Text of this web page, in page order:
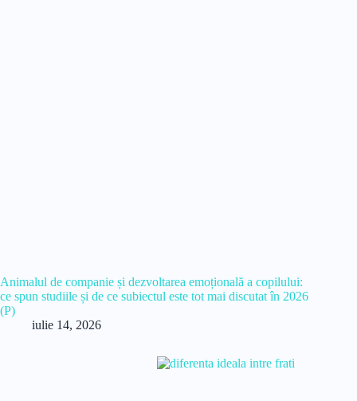
Animalul de companie și dezvoltarea emoțională a copilului:
ce spun studiile și de ce subiectul este tot mai discutat în 2026
(P)
iulie 14, 2026